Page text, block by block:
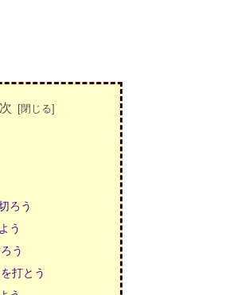
ろう
う
う
打とう